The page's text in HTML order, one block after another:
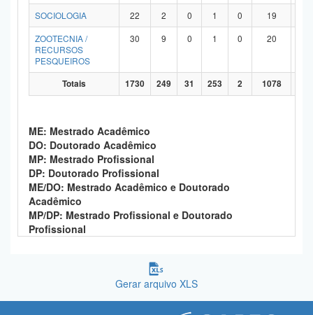
SOCIOLOGIA
22 2 0 1 0 19
ZOOTECNIA /
RECURSOS
PESQUEIROS
30 9 0 1 0 20
Totais 1730 249 31 253 2 1078
ME: Mestrado Acadêmico
DO: Doutorado Acadêmico
MP: Mestrado Profissional
DP: Doutorado Profissional
ME/DO: Mestrado Acadêmico e Doutorado
Acadêmico
MP/DP: Mestrado Profissional e Doutorado
Profissional
Gerar arquivo XLS